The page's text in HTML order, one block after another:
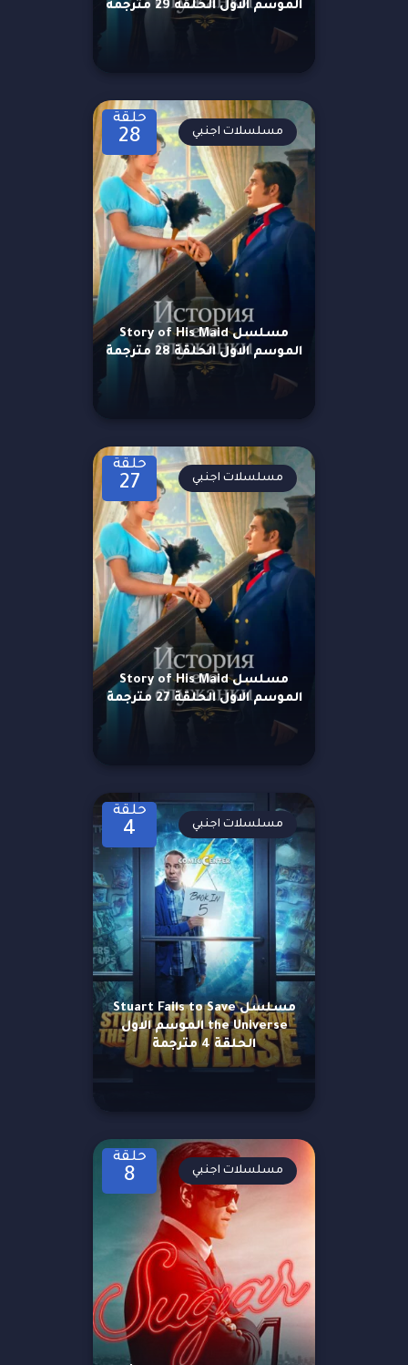
الموسم الاول الحلقة 29 مترجمة
حلقة
28
مسلسل Story of His Maid
الموسم الاول الحلقة 28 مترجمة
مسلسلات اجنبي
حلقة
27
مسلسل Story of His Maid
الموسم الاول الحلقة 27 مترجمة
مسلسلات اجنبي
حلقة
4
مسلسل Stuart Fails to Save
the Universe الموسم الاول
الحلقة 4 مترجمة
مسلسلات اجنبي
حلقة
8 مسلسلات اجنبي